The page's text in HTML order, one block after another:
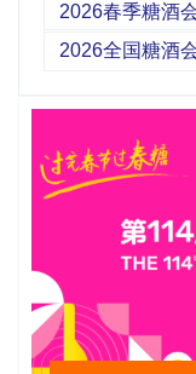
2026春季糖酒
2026全国糖酒